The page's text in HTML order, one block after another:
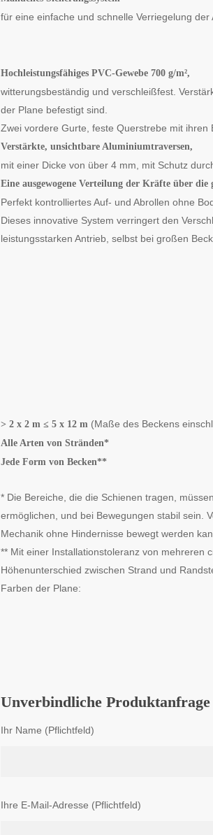
für eine einfache und schnelle Verriegelung der
Hochleistungsfähiges PVC-Gewebe 700 g/m²,
witterungsbeständig und verschleißfest.
der Plane befestigt sind.
Zwei vordere Gurte, feste Querstrebe mit ihren
Verstärkte, unsichtbare Aluminiumtraversen,
mit einer Dicke von über 4 mm, mit Schutz
Eine ausgewogene Verteilung der Kräfte über die
Perfekt kontrolliertes Auf- und Abrollen ohne
Dieses innovative System verringert den
leistungsstarken Antrieb, selbst bei großen
> 2 x 2 m ≤ 5 x 12 m (Maße des Beckens
Alle Arten von Stränden*
Jede Form von Becken**
* Die Bereiche, die die Schienen tragen,
ermöglichen, und bei Bewegungen stabil sein.
Mechanik ohne Hindernisse bewegt werden
** Mit einer Installationstoleranz von mehreren
Höhenunterschied zwischen Strand und
Farben der Plane:
Unverbindliche
Ihr Name (Pflichtfeld)
Ihre E-Mail-Adresse (Pflichtfeld)